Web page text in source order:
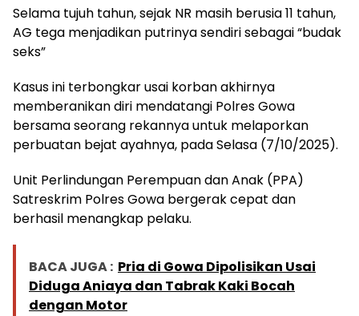
Selama tujuh tahun, sejak NR masih berusia 11 tahun,
AG tega menjadikan putrinya sendiri sebagai “budak
seks”
Kasus ini terbongkar usai korban akhirnya
memberanikan diri mendatangi Polres Gowa
bersama seorang rekannya untuk melaporkan
perbuatan bejat ayahnya, pada Selasa (7/10/2025).
Unit Perlindungan Perempuan dan Anak (PPA)
Satreskrim Polres Gowa bergerak cepat dan
berhasil menangkap pelaku.
BACA JUGA : Pria di Gowa Dipolisikan Usai
Diduga Aniaya dan Tabrak Kaki Bocah
dengan Motor